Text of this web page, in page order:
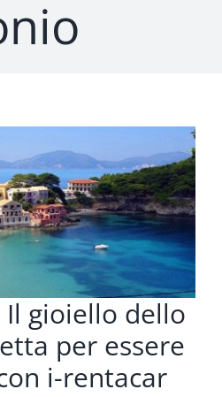
Il gioiello dello
per essere
i-rentacar